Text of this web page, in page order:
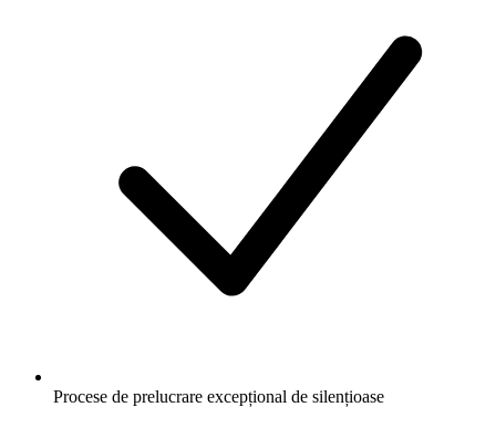
Procese de prelucrare excepțional de silențioase